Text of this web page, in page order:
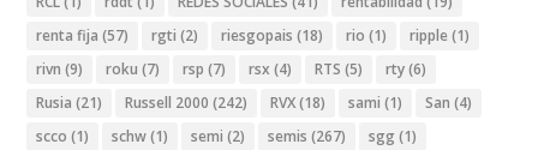
renta fija (57) rgti (2) riesgopais (18) rio (1) ripple (1)
rivn (9) roku (7) rsp (7) rsx (4) RTS (5) rty(6)
Rusia (21) Russell 2000 (242) RVX(18) sami (1) San (4)
scco (1) schw(1) semi (2) semis (267) sgg (1)